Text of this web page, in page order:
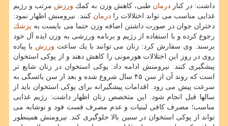
داشت: در كناردرمان طبی، كاهش وزن به كمك ورزش مرتب و رژیم
غذایی مناسب می تواند اختلالات رادرمان كنند. نیرومنش اظهار نمود:
دختران جوان در صورت داشتن اضافه وزن حتما می بایست به پزشك
رجوع كرده و با استفاده از رژیم و برنامه ورزشی به وزن ایده آل خود
برسند. وی سفارش كرد: زنان می توانند با یك ساعت ورزش یا پیاده
روی در روز این اختلالات هورمونی را كاهش دهند و از پوكی استخوان
پیشگیری كنند. نیرومنش ادامه داد: پوكی استخوان در زنان شایع تر
است كه روند آن از سن ۴۵ سال شروع شده و بعد از سن یائسگی به
سرعت پیش می رود. اقدامات پیشگیرانه برای پوكی استخوان باید از
سالها قبل انجام شود. این متخصص زنان اظهار داشت: رژیم غذایی
مناسب؛ مصرف كافی لبنیات و عدم مصرف فست فود و نوشابه می
تواند از پوكی استخوان در سنین بالا جلوگیری كند. نیرومنش همینطور